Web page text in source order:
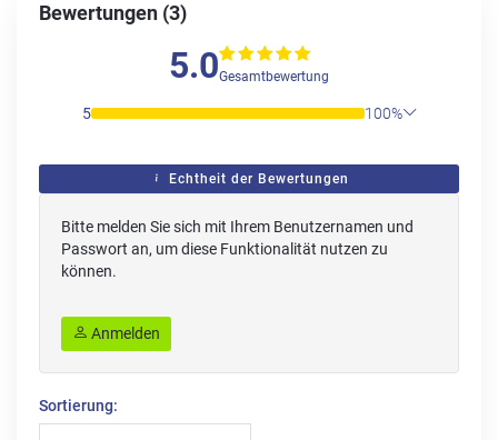
Bewertungen (3)
5.0Gesamtbewertung
5 100%
Echtheit der Bewertungen
Bitte melden Sie sich mit Ihrem Benutzernamen und
Passwort an, um diese Funktionalität nutzen zu
können.
Anmelden
Sortierung: